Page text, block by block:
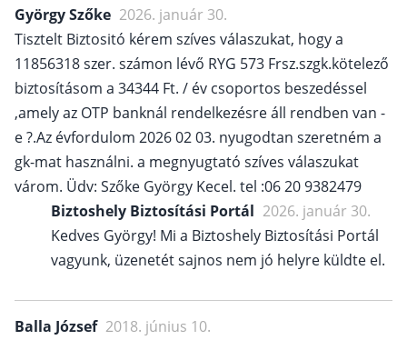
György Szőke 2026. január 30.
Tisztelt Biztositó kérem szíves válaszukat, hogy a
11856318 szer. számon lévő RYG 573 Frsz.szgk.kötelező
biztosításom a 34344 Ft. / év csoportos beszedéssel
,amely az OTP banknál rendelkezésre áll rendben van -
e ?.Az évfordulom 2026 02 03. nyugodtan szeretném a
gk-mat használni. a megnyugtató szíves válaszukat
várom. Üdv: Szőke György Kecel. tel :06 20 9382479
Biztoshely Biztosítási Portál 2026. január 30.
Kedves György! Mi a Biztoshely Biztosítási Portál
vagyunk, üzenetét sajnos nem jó helyre küldte el.
Balla József 2018. június 10.